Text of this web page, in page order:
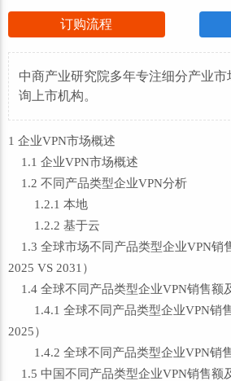
订购流程
中商产业研究院多年专注细分产业
询上市机构。
1 企业VPN市场概述
1.1 企业VPN市场概述
1.2 不同产品类型企业VPN分析
1.2.1 本地
1.2.2 基于云
1.3 全球市场不同产品类型企业VPN销
2025 VS 2031）
1.4 全球不同产品类型企业VPN销售额
1.4.1 全球不同产品类型企业VPN销
2025）
1.4.2 全球不同产品类型企业VPN销售
1.5 中国不同产品类型企业VPN销售额